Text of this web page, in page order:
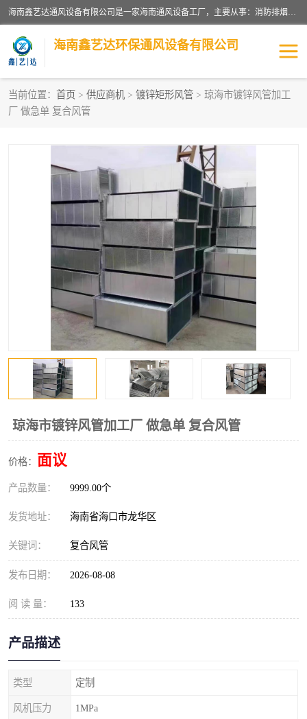
海南鑫艺达通风设备有限公司是一家海南通风设备工厂，主要从事：消防排烟工程、油烟净化工程、厨房排烟工程、酒店厨房设备、新风排风系统、镀锌铁皮管道加工、暖通工程、通风管道安装、消防火阀百叶风口等业务。公司拥有管道及配件一体化工厂生产线，良好的售后服务，良好的设计团队，良好的施工团队、良好管理人员，掌握畅通丰富的信息、市场渠道。
海南鑫艺达环保通风设备有限公司
当前位置： 首页 > 供应商机 > 镀锌矩形风管 > 琼海市镀锌风管加工
厂 做急单 复合风管
琼海市镀锌风管加工厂 做急单 复合风管
价格： 面议
产品数量： 9999.00个
发货地址： 海南省海口市龙华区
关键词： 复合风管
发布日期： 2026-08-08
阅 读 量： 133
产品描述
类型 定制
风机压力 1MPa
海南暖通工程
海南酒店厨房设备
海南油烟净化工程 管道配件
风机系列 镁质防火风管
通风设备 通风管道
消防阀门 消防风机
镀锌矩形风管
镀锌螺旋风管 PP风管
不锈钢烟罩 防火阀
排烟风机 百叶风口
油烟净化器